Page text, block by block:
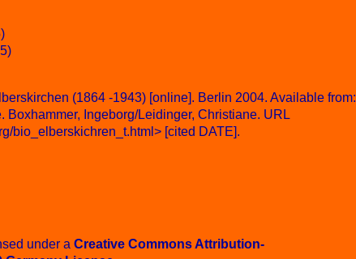
(1864 -1943) [online]. Berlin 2004. Available from:
Ingeborg/Leidinger, Christiane. URL
bio_elberskichren_t.html> [cited DATE].
under a Creative Commons Attribution-